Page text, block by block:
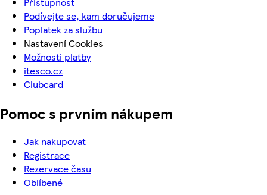
Podívejte se, kam doručujeme
Poplatek za službu
Nastavení Cookies
Možnosti platby
itesco.cz
Clubcard
Pomoc s prvním nákupem
Jak nakupovat
Registrace
Rezervace času
Oblíbené